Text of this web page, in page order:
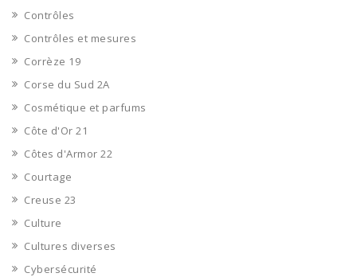
Contrôles
Contrôles et mesures
Corrèze 19
Corse du Sud 2A
Cosmétique et parfums
Côte d'Or 21
Côtes d'Armor 22
Courtage
Creuse 23
Culture
Cultures diverses
Cybersécurité